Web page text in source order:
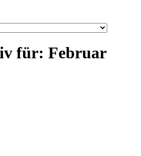
für: Februar